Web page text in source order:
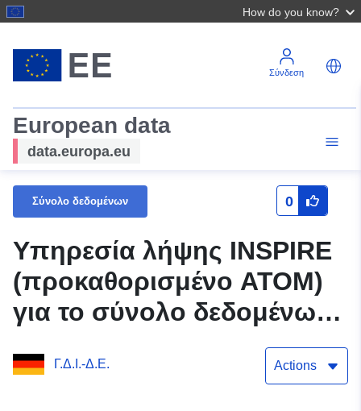
How do you know?
Σύνδεση
European data
data.europa.eu
Σύνολο δεδομένων 0
Υπηρεσία λήψης INSPIRE
(προκαθορισμένο ATOM)
για το σύνολο δεδομένων
Σχέδιο ανάπτυξης "BPlan
Keuchinger Feld
Γ.Δ.Ι.-Δ.Ε. Actions